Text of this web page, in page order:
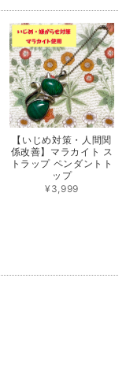
【いじめ対策・人間関
係改善】マラカイト ス
トラップ ペンダントト
ップ
¥3,999